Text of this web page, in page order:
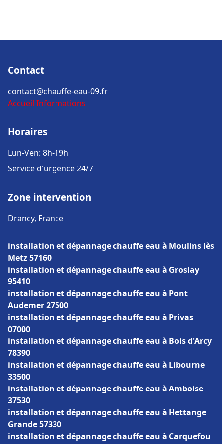
Contact
contact@chauffe-eau-09.fr
Accueil Informations
Horaires
Lun-Ven: 8h-19h
Service d'urgence 24/7
Zone intervention
Drancy, France
installation et dépannage chauffe eau à Moulins lès
Metz 57160
installation et dépannage chauffe eau à Groslay
95410
installation et dépannage chauffe eau à Pont
Audemer 27500
installation et dépannage chauffe eau à Privas
07000
installation et dépannage chauffe eau à Bois d'Arcy
78390
installation et dépannage chauffe eau à Libourne
33500
installation et dépannage chauffe eau à Amboise
37530
installation et dépannage chauffe eau à Hettange
Grande 57330
installation et dépannage chauffe eau à Carquefou